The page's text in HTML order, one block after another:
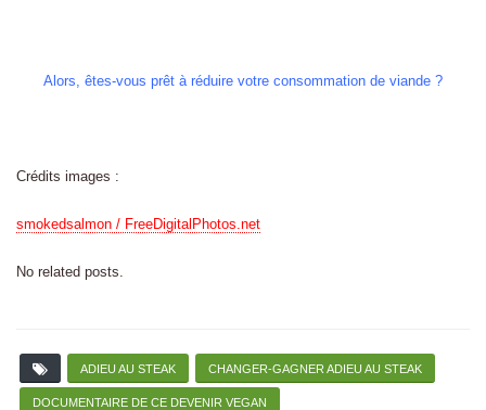
Alors, êtes-vous prêt à réduire votre consommation de viande ?
Crédits images :
smokedsalmon / FreeDigitalPhotos.net
No related posts.
ADIEU AU STEAK CHANGER-GAGNER ADIEU AU STEAK
DOCUMENTAIRE DE CE DEVENIR VEGAN